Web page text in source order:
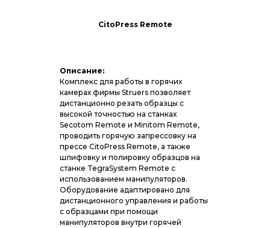
Описание:
Комплекс для работы в горячих
камерах фирмы Struers позволяет
дистанционно резать образцы с
высокой точностью на станках
Secotom Remote и Minitom Remote,
проводить горячую запрессовку на
прессе CitoPress Remote, а также
шлифовку и полировку образцов на
станке TegraSystem Remote с
использованием манипуляторов.
Оборудование адаптировано для
дистанционного управления и работы
с образцами при помощи
манипуляторов внутри горячей
CitoPress Remote